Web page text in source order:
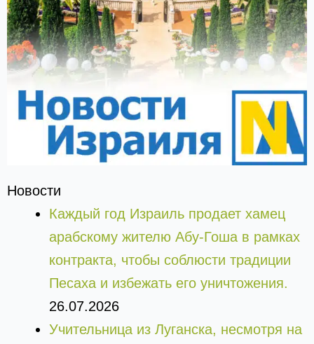
Новости
Каждый год Израиль продает хамец
арабскому жителю Абу-Гоша в рамках
контракта, чтобы соблюсти традиции
Песаха и избежать его уничтожения.
26.07.2026
Учительница из Луганска, несмотря на